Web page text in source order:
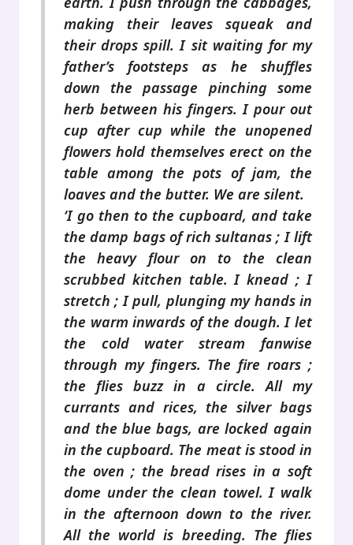
making their leaves squeak and
their drops spill. I sit waiting for my
father’s footsteps as he shuffles
down the passage pinching some
herb between his fingers. I pour out
cup after cup while the unopened
flowers hold themselves erect on the
table among the pots of jam, the
loaves and the butter. We are silent.
‘I go then to the cupboard, and take
the damp bags of rich sultanas ; I lift
the heavy flour on to the clean
scrubbed kitchen table. I knead ; I
stretch ; I pull, plunging my hands in
the warm inwards of the dough. I let
the cold water stream fanwise
through my fingers. The fire roars ;
the flies buzz in a circle. All my
currants and rices, the silver bags
and the blue bags, are locked again
in the cupboard. The meat is stood in
the oven ; the bread rises in a soft
dome under the clean towel. I walk
in the afternoon down to the river.
All the world is breeding. The flies